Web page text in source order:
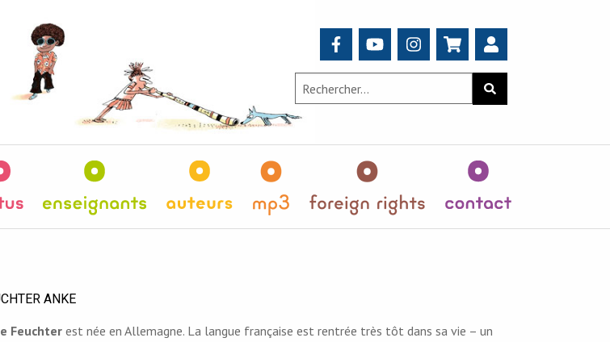
Search
for:
Enseignants Auteurs
ANKE
Feuchterest née en Allemagne. La langue française est rentrée très tôt dans sa vie – un